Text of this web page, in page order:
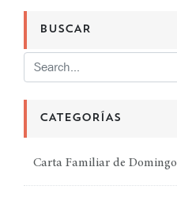
BUSCAR
CATEGORÍAS
Carta Familiar de Domingo